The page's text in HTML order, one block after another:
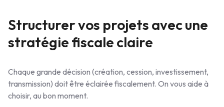
Structurer vos projets avec une
stratégie fiscale claire
Chaque grande décision (création, cession, investissement,
transmission) doit être éclairée fiscalement. On vous aide à
choisir, au bon moment.